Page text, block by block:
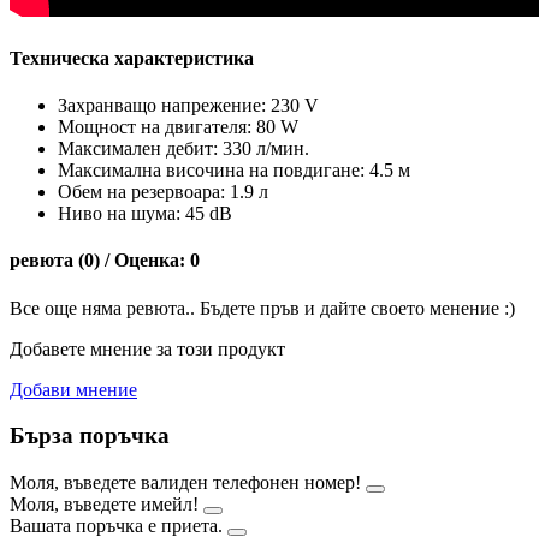
Техническа характеристика
Захранващо напрежение: 230 V
Мощност на двигателя: 80 W
Максимален дебит: 330 л/мин.
Максимална височина на повдигане: 4.5 м
Обем на резервоара: 1.9 л
Ниво на шума: 45 dB
ревюта (0) / Оценка: 0
Все още няма ревюта.. Бъдете пръв и дайте своето менение :)
Добавете мнение за този продукт
Добави мнение
Бърза поръчка
Моля, въведете валиден телефонен номер!
Моля, въведете имейл!
Вашата поръчка е приета.